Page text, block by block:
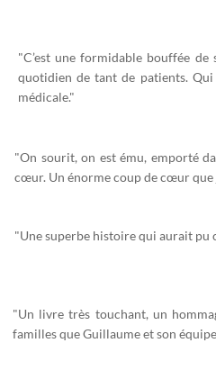
"C’est une formidable bouffée
quotidien de tant de patients.
médicale."
"On sourit, on est ému, emporté
cœur. Un énorme coup de cœur que
"Une superbe histoire qui aurait pu
"Un livre très touchant, un
familles que Guillaume et son